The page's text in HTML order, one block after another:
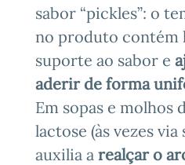
sabor “pickles”: o
no produto contém
suporte ao sabor e
aderir de forma
Em sopas e molhos
lactose (às vezes
auxilia a realçar o